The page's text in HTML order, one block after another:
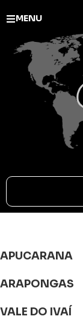
MENU
APUCARANA
ARAPONGAS
VALE DO IVAÍ